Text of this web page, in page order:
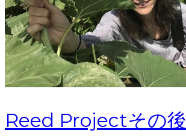
Reed Projectその後